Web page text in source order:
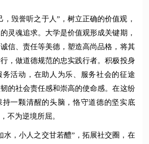
，毁誉听之于人”，树立正确的价值观，
灵魂追求。大学是价值观形成关键期，
信、责任等美德，塑造高尚品格，将其
，做道德规范的忠实践行者。积极投身
务活动，在助人为乐、服务社会的征途
韧的社会责任感和崇高的使命感。在这纷
持一颗清醒的头脑，恪守道德的坚实底
不为逆境所屈。
水，小人之交甘若醴”，拓展社交圈，在